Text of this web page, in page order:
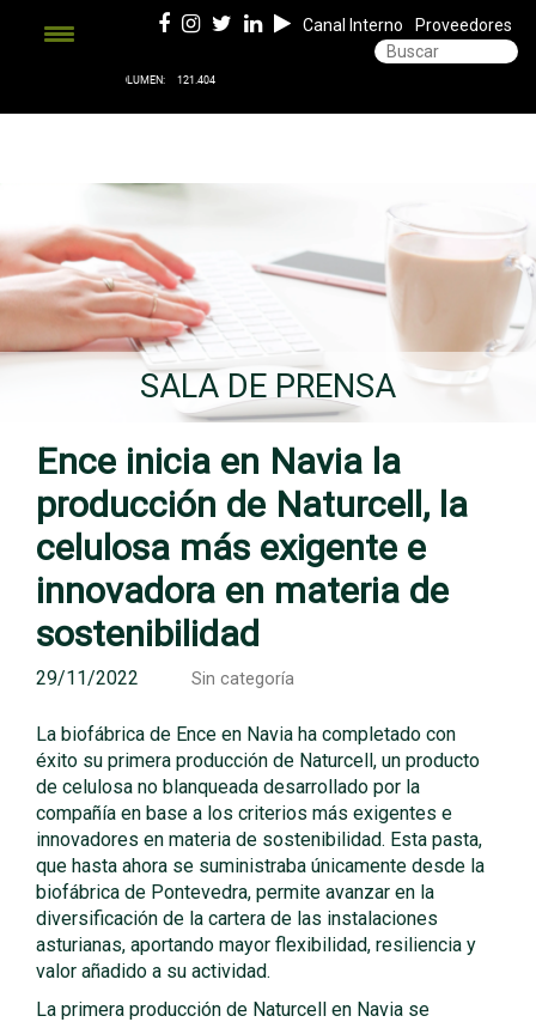
Canal Interno Proveedores
SALA DE PRENSA
Ence inicia en Navia la
producción de Naturcell, la
celulosa más exigente e
innovadora en materia de
sostenibilidad
29/11/2022 Sin categoría
La biofábrica de Ence en Navia ha completado con
éxito su primera producción de Naturcell, un producto
de celulosa no blanqueada desarrollado por la
compañía en base a los criterios más exigentes e
innovadores en materia de sostenibilidad. Esta pasta,
que hasta ahora se suministraba únicamente desde la
biofábrica de Pontevedra, permite avanzar en la
diversificación de la cartera de las instalaciones
asturianas, aportando mayor flexibilidad, resiliencia y
valor añadido a su actividad.
La primera producción de Naturcell en Navia se